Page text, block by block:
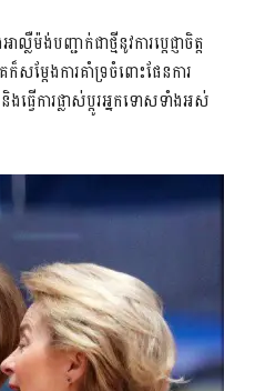
បញ្ជាក់ជាថ្មីនូវការប្តេជ្ញាចិត្ត
ែងការគាំទ្រចំពោះផែនការ
វើការផ្លាស់ប្តូរអ្នកទោសទាំងអស់